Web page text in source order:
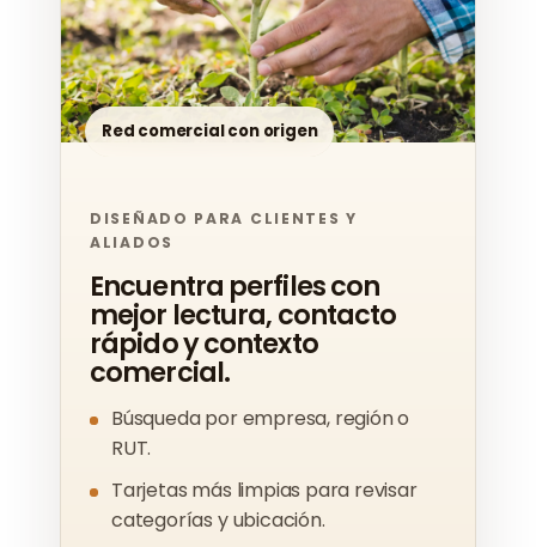
Red comercial con origen
DISEÑADO PARA CLIENTES Y
ALIADOS
Encuentra perfiles con
mejor lectura, contacto
rápido y contexto
comercial.
Búsqueda por empresa, región o
RUT.
Tarjetas más limpias para revisar
categorías y ubicación.